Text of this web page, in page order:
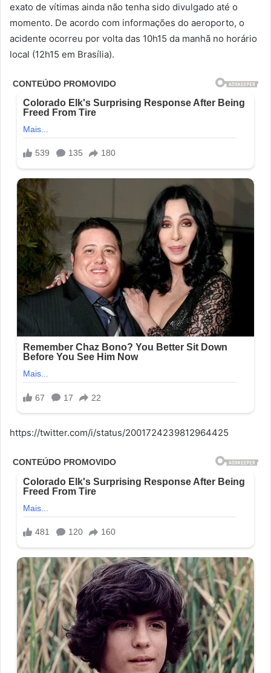
exato de vítimas ainda não tenha sido divulgado até o
momento. De acordo com informações do aeroporto, o
acidente ocorreu por volta das 10h15 da manhã no horário
local (12h15 em Brasília).
https://twitter.com/i/status/2001724239812964425